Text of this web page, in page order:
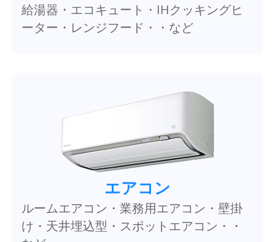
給湯器・エコキュート・IHクッキングヒ
ーター・レンジフード・・など
エアコン
ルームエアコン・業務用エアコン・壁掛
け・天井埋込型・スポットエアコン・・